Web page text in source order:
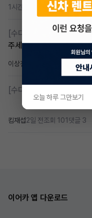
1시간 전 조회 370댓글 2
[수다방]
Gv70 승계자분
주세요
이상진 댓글 1
[수다방]
킴재섭2일 전조회 101 댓글 3
이어카 앱 다운로드
오늘 하루 그만보기